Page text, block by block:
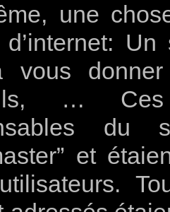
une
vous
… Ces
du
et